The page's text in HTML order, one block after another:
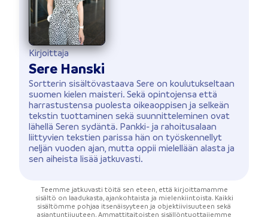
Kirjoittaja
Sere Hanski
Sortterin sisältövastaava Sere on koulutukseltaan
suomen kielen maisteri. Sekä opintojensa että
harrastustensa puolesta oikeaoppisen ja selkeän
tekstin tuottaminen sekä suunnitteleminen ovat
lähellä Seren sydäntä. Pankki- ja rahoitusalaan
liittyvien tekstien parissa hän on työskennellyt
neljän vuoden ajan, mutta oppii mielellään alasta ja
sen aiheista lisää jatkuvasti.
Teemme jatkuvasti töitä sen eteen, että kirjoittamamme
sisältö on laadukasta, ajankohtaista ja mielenkiintoista. Kaikki
sisältömme pohjaa itsenäisyyteen ja objektiivisuuteen sekä
asiantuntijuuteen. Ammattitaitoisten sisällöntuottajiemme